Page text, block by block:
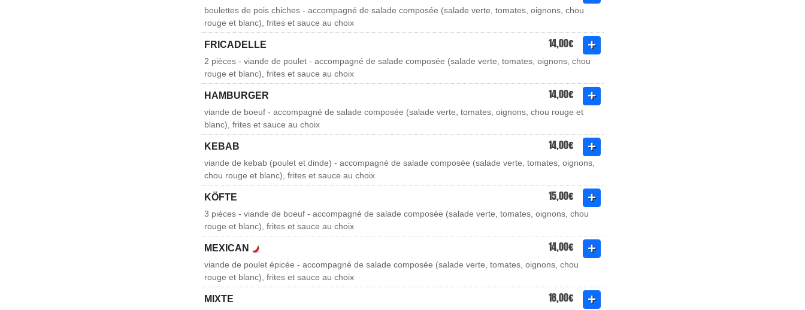
boulettes de pois chiches - accompagné de salade composée (salade verte, tomates, oignons, chou
rouge et blanc), frites et sauce au choix
FRICADELLE 14,00€
2 pièces - viande de poulet - accompagné de salade composée (salade verte, tomates, oignons, chou
rouge et blanc), frites et sauce au choix
HAMBURGER 14,00€
viande de boeuf - accompagné de salade composée (salade verte, tomates, oignons, chou rouge et
blanc), frites et sauce au choix
KEBAB 14,00€
viande de kebab (poulet et dinde) - accompagné de salade composée (salade verte, tomates, oignons,
chou rouge et blanc), frites et sauce au choix
KÖFTE 15,00€
3 pièces - viande de boeuf - accompagné de salade composée (salade verte, tomates, oignons, chou
rouge et blanc), frites et sauce au choix
MEXICAN 14,00€
viande de poulet épicée - accompagné de salade composée (salade verte, tomates, oignons, chou
rouge et blanc), frites et sauce au choix
MIXTE 18,00€